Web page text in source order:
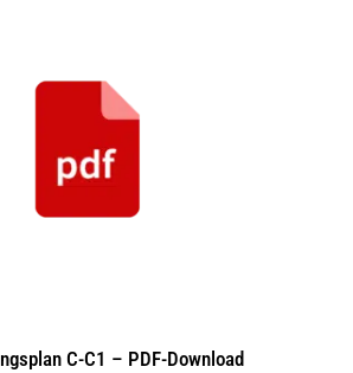
C-C1 – PDF-Download